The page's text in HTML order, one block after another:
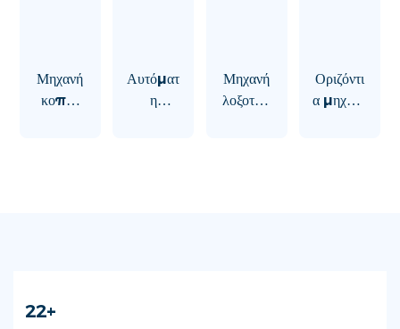
Μηχανή
κοπής
Αυτόματ
η
Μηχανή
λοξοτομ
Οριζόντι
α μηχανή
22+